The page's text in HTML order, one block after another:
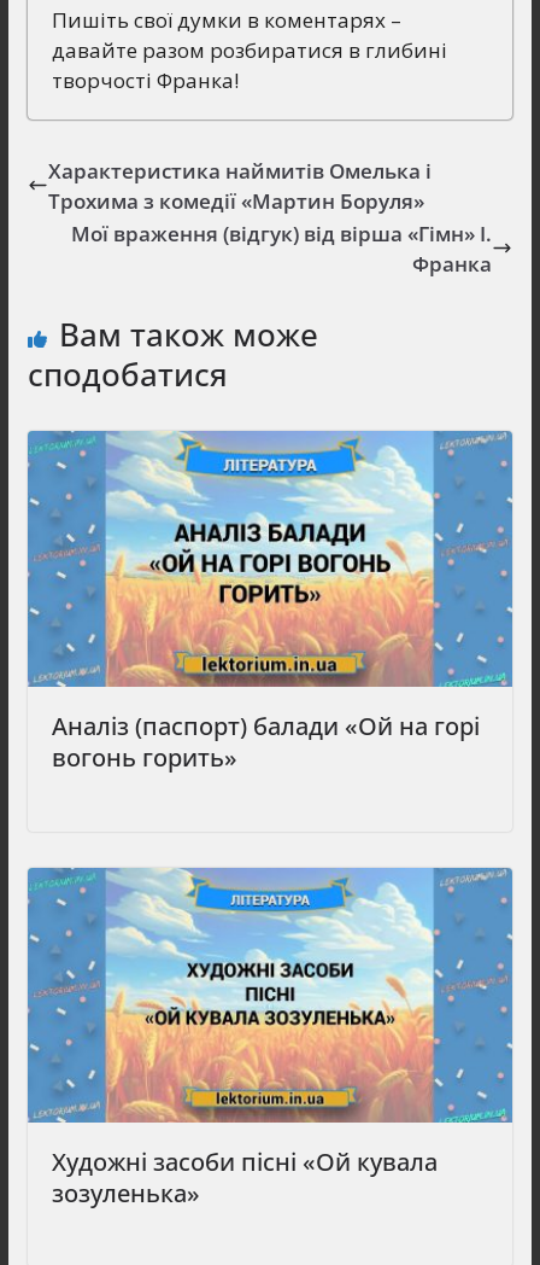
Пишіть свої думки в коментарях –
давайте разом розбиратися в глибині
творчості Франка!
Характеристика наймитів Омелька і
Трохима з комедії «Мартин Боруля»
Мої враження (відгук) від вірша «Гімн» І.
Франка
Вам також може
сподобатися
Аналіз (паспорт) балади «Ой на горі
вогонь горить»
Художні засоби пісні «Ой кувала
зозуленька»